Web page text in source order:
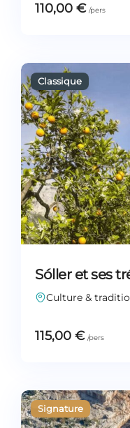
110,00 €
Sóller et ses
Culture &
115,00 €